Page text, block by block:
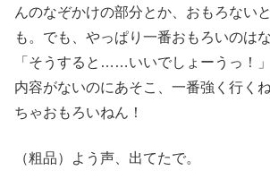
んのなぞかけの部分とか、おもろない
も。でも、やっぱり一番おもろいのは
「そうすると……いいでしょーうっ！」
内容がないのにあそこ、一番強く行く
ちゃおもろいねん！
（粗品）よう声、出てたで。